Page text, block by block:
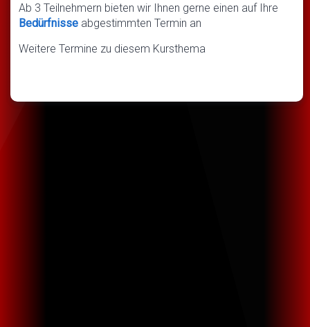
Ab 3 Teilnehmern bieten wir Ihnen gerne einen auf Ihre
Bedürfnisse abgestimmten Termin an
Weitere Termine zu diesem Kursthema